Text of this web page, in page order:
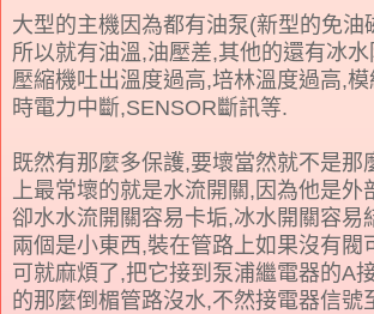
大型的主機因為都有油泵(新型的免油
所以就有油溫,油壓差,其他的還有冰
壓縮機吐出溫度過高,培林溫度過高,
時電力中斷,SENSOR斷訊等.
既然有那麼多保護,要壞當然就不是那
上最常壞的就是水流開關,因為他是外
卻水水流開關容易卡垢,冰水開關容易
兩個是小東西,裝在管路上如果沒有閥
可就麻煩了,把它接到泵浦繼電器的A
的那麼倒楣管路沒水,不然接電器信號